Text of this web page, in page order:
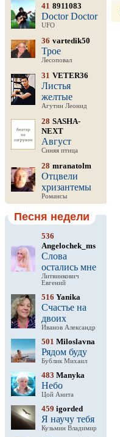
41 8911083
Doctor Doctor
UFO
36 vartedik50
Трое
Лесоповал
31 VETER36
Листья
желтые
Агутин Леонид
28 SASHA-
NEXT
Август
Синяя птица
28 mranatolm
Отцвели
хризантемы
Романсы
Песня недели
536
Angelochek_ms
Слова
остались мне
Литвинкович
Евгений
516 Yanika
Счастье на
двоих
Иванов Александр
501 Miloslavna
Рядом буду
Бублик Михаил
483 Manyka
Небо
Цой Анита
459 igorded
Я научу тебя
Кузьмин Владимир